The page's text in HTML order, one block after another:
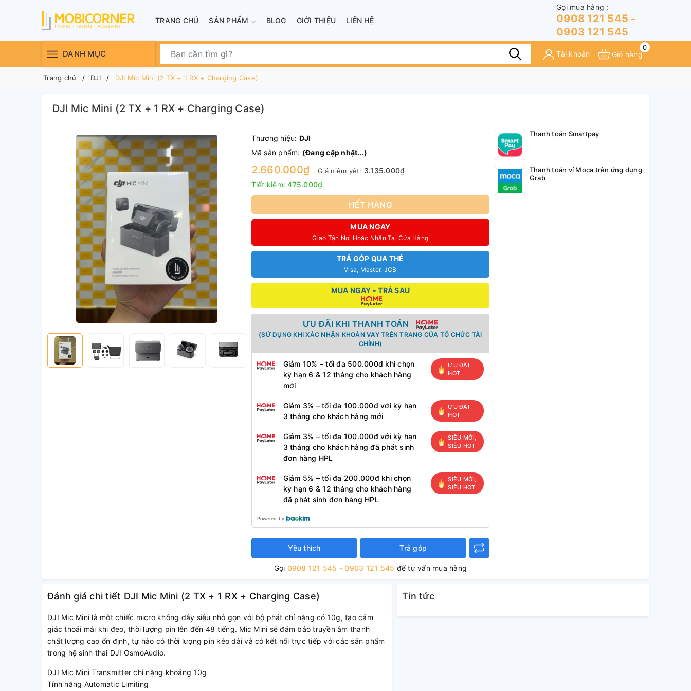
TRANG CHỦ SẢN PHẨM BLOG GIỚI THIỆU LIÊN HỆ
Gọi mua hàng :
0908 121 545 -
0903 121 545
DANH MỤC Tài khoản
0
Giỏ hàng
Trang chủ DJI DJI Mic Mini (2 TX + 1 RX + Charging Case)
DJI Mic Mini (2 TX + 1 RX + Charging Case)
Thương hiệu: DJI
Mã sản phẩm: (Đang cập nhật...)
2.660.000₫ Giá niêm yết: 3.135.000₫
Tiết kiệm:475.000₫
HẾT HÀNG
MUA NGAY
Giao Tận Nơi Hoặc Nhận Tại Cửa Hàng
TRẢ GÓP QUA THẺ
Visa, Master, JCB
MUA NGAY - TRẢ SAU
ƯU ĐÃI KHI THANH TOÁN
(SỬ DỤNG KHI XÁC NHẬN KHOẢN VAY TRÊN TRANG CỦA TỔ CHỨC TÀI
CHÍNH)
Giảm 10% – tối đa 500.000đ khi chọn
kỳ hạn 6 & 12 tháng cho khách hàng
mới
ƯU ĐÃI
HOT
Giảm 3% – tối đa 100.000đ với kỳ hạn
3 tháng cho khách hàng mới
ƯU ĐÃI
HOT
Giảm 3% – tối đa 100.000đ với kỳ hạn
3 tháng cho khách hàng đã phát sinh
đơn hàng HPL
SIÊU MỚI,
SIÊU HOT
Giảm 5% – tối đa 200.000đ khi chọn
kỳ hạn 6 & 12 tháng cho khách hàng
đã phát sinh đơn hàng HPL
SIÊU MỚI,
SIÊU HOT
Powered by
Yêu thích Trả góp
Gọi 0908 121 545 - 0903 121 545 để tư vấn mua hàng
Thanh toán Smartpay
Thanh toán ví Moca trên ứng dụng
Grab
Đánh giá chi tiết DJI Mic Mini (2 TX + 1 RX + Charging Case)
DJI Mic Mini là một chiếc micro không dây siêu nhỏ gọn với bộ phát chỉ nặng có 10g, tạo cảm
giác thoải mái khi đeo, thời lượng pin lên đến 48 tiếng. Mic Mini sẽ đảm bảo truyền âm thanh
chất lượng cao ổn định, tự hào có thời lượng pin kéo dài và có kết nối trực tiếp với các sản phẩm
trong hệ sinh thái DJI OsmoAudio.
DJI Mic Mini Transmitter chỉ nặng khoảng 10g
Tính năng Automatic Limiting
Tin tức